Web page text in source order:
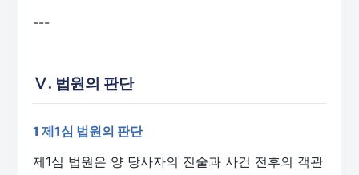
---
Ⅴ. 법원의 판단
1 제1심 법원의 판단
제1심 법원은 양 당사자의 진술과 사건 전후의 객관